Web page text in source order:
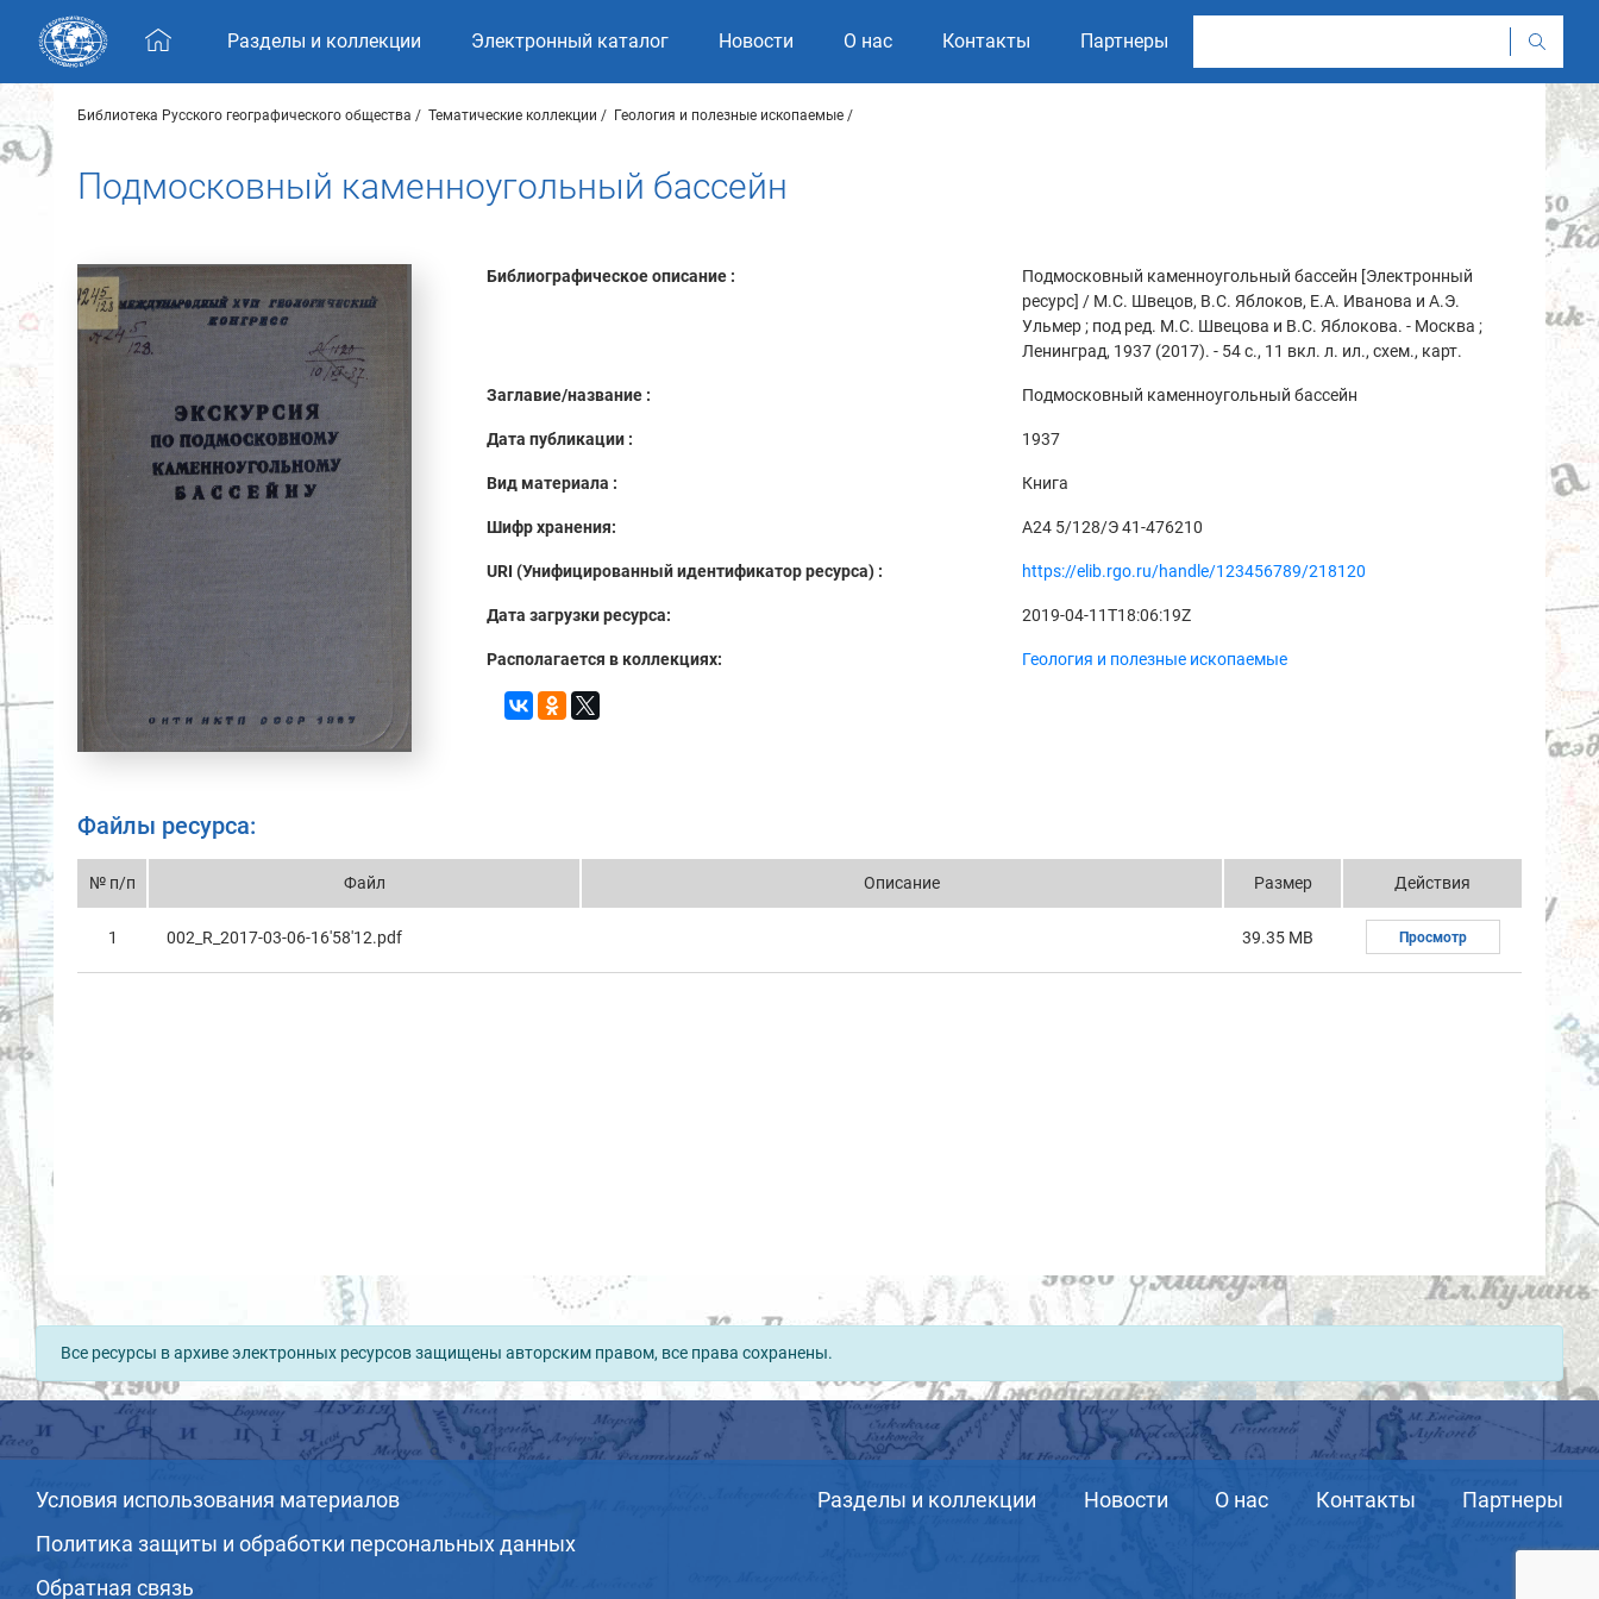
Skip navigation
Разделы и коллекции Электронный каталог Новости О нас Контакты Партнеры
Библиотека Русского географического общества Тематические коллекции Геология и полезные ископаемые
Подмосковный каменноугольный бассейн
Библиографическое описание :
Подмосковный каменноугольный бассейн [Электронный
ресурс] / М.С. Швецов, В.С. Яблоков, Е.А. Иванова и А.Э.
Ульмер ; под ред. М.С. Швецова и В.С. Яблокова. - Москва ;
Ленинград, 1937 (2017). - 54 с., 11 вкл. л. ил., схем., карт.
Заглавие/название : Подмосковный каменноугольный бассейн
Дата публикации : 1937
Вид материала : Книга
Шифр хранения: A24 5/128/Э 41-476210
URI (Унифицированный идентификатор ресурса) : https://elib.rgo.ru/handle/123456789/218120
Дата загрузки ресурса: 2019-04-11T18:06:19Z
Располагается в коллекциях: Геология и полезные ископаемые
Файлы ресурса:
№ п/п Файл Описание Размер Действия
1 002_R_2017-03-06-16'58'12.pdf 39.35 MB Просмотр
Все ресурсы в архиве электронных ресурсов защищены авторским правом, все права сохранены.
Условия использования материалов
Политика защиты и обработки персональных данных
Обратная связь
Разделы и коллекции Новости О нас Контакты Партнеры